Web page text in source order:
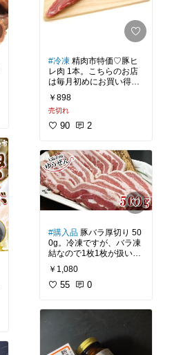
#冷凍 精肉市特価♡豚ヒ
レ肉 1本。こちらのお店
は毎月初めにお買い得品
が出ます。このヒレ肉は
臭味もなくやわらかいの
で2本ずつリピしてま
す。
ストポークにするだけで
も美味しいけど、今回は
そこに赤ワインベースの
ソースをかけて食べまし
た♬
(5月26日更新)
#ノンジョ購入歴
￥898
売切れ
90 2
#購入品 豚バラ厚切り 50
0g。冷凍ですが、バラ凍
結なので1枚1枚が扱いや
すいです。鍋やサムギョ
プサルなどに。うちは他
の部位と半々にして炒め
は特別でもなく近所でも
入手できそうなものです
が、価格とバラ凍結の便
￥1,080
55 0